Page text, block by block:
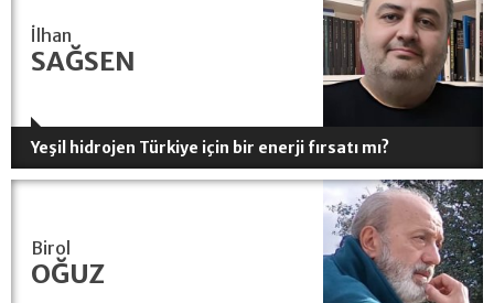
İlhan
SAĞSEN
Yeşil hidrojen Türkiye için bir enerji fırsatı mı?
Birol
OĞUZ